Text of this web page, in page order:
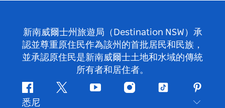
新南威爾士州旅遊局（Destination NSW）承
認並尊重原住民作為該州的首批居民和民族，
並承認原住民是新南威爾士土地和水域的傳統
所有者和居住者。
Facebook嘰
Youtube Instagram
抖
悉尼